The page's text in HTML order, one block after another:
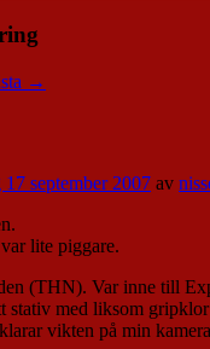
→
17 september 2007 av
lite piggare.
(THN). Var inne till
stativ med liksom
vikten på min